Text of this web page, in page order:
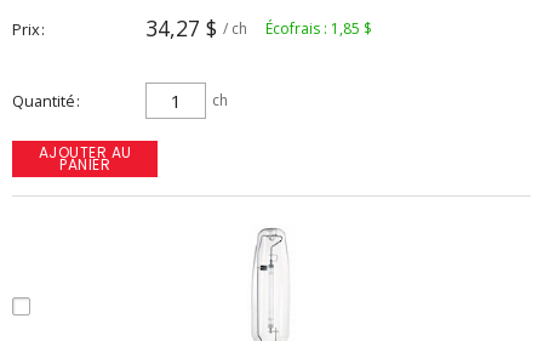
Prix 34,27 $ / ch Écofrais : 1,85 $
Quantité ch
AJOUTER AU
PANIER